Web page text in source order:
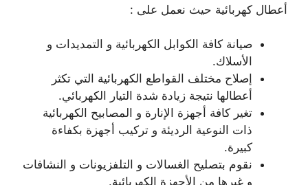
أعطال كهربائية حيث نعمل على :
صيانة كافة الكوابل الكهربائية و التمديدات و
الأسلاك.
إصلاح مختلف القواطع الكهربائية التي تكثر
أعطالها نتيجة زيادة شدة التيار الكهربائي.
تغير كافة أجهزة الإنارة و المصابيح الكهربائية
ذات النوعية الرديئة و تركيب أجهزة بكفاءة
كبيرة.
نقوم بتصليح الغسالات و التلفزيونات و النشافات
و غيرها من الأجهزة الكهربائية.